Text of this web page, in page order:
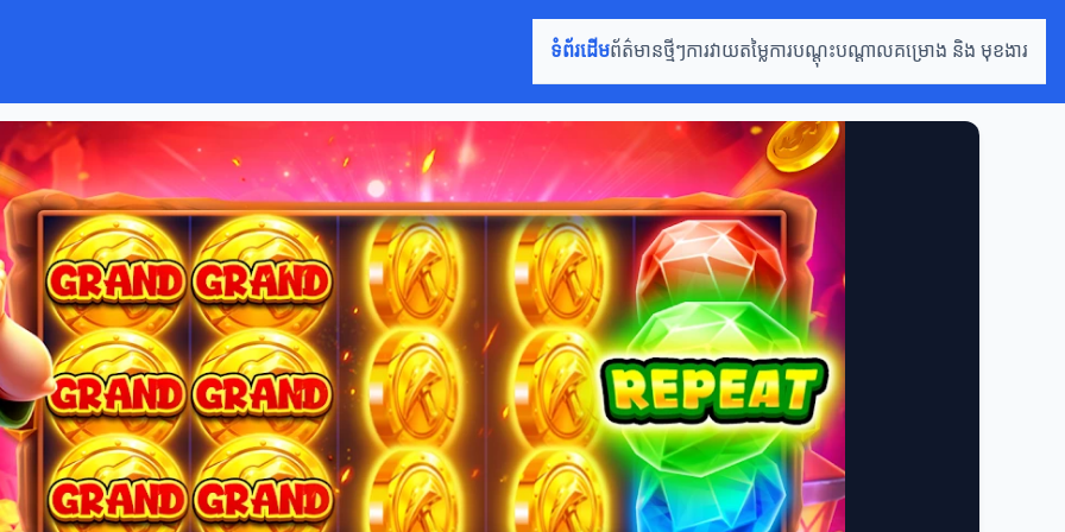
ទំព័រដើមព័ត៌មានថ្មីៗការវាយតម្លៃការបណ្តុះបណ្តាលគម្រោង និង មុខងារ